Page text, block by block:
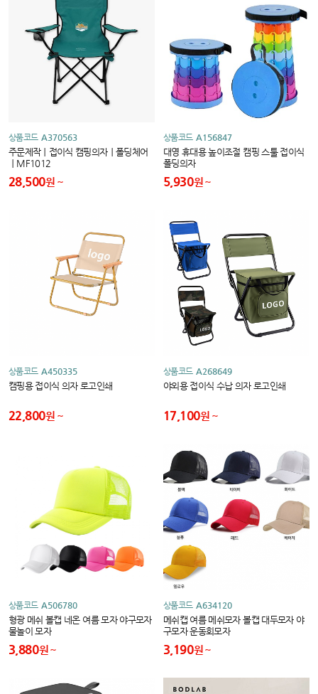
상품코드 A370563
주문제작｜접이식 캠핑의자｜폴딩체어
｜MF1012
28,500원
상품코드 A156847
대영 휴대용 높이조절 캠핑 스툴 접이식
폴딩의자
5,930원
상품코드 A450335
캠핑용 접이식 의자 로고인쇄
22,800원
상품코드 A268649
야외용 접이식 수납 의자 로고인쇄
17,100원
상품코드 A506780
형광 메쉬 볼캡 네온 여름 모자 야구모자
물놀이 모자
3,880원
상품코드 A634120
메쉬캡 여름 메쉬모자 볼캡 대두모자 야
구모자 운동회모자
3,190원